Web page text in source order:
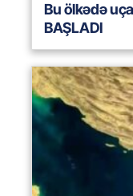
Bu ölkədə
BAŞLADI